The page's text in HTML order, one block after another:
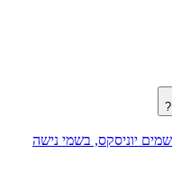
יוניסקס, בשמי נישה